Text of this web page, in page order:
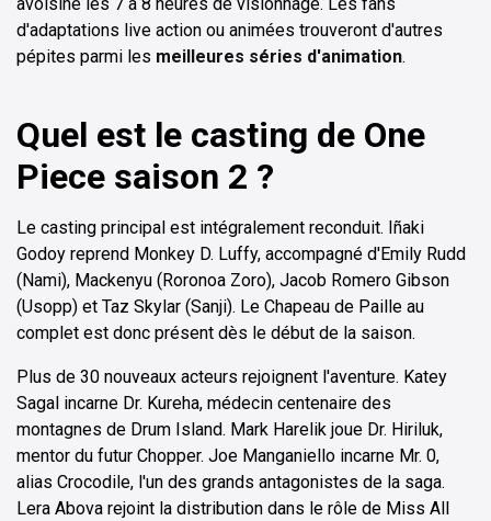
d'adaptations live action ou animées trouveront d'autres
pépites parmi les meilleures séries d'animation.
Quel est le casting de One
Piece saison 2 ?
Le casting principal est intégralement reconduit. Iñaki
Godoy reprend Monkey D. Luffy, accompagné d'Emily Rudd
(Nami), Mackenyu (Roronoa Zoro), Jacob Romero Gibson
(Usopp) et Taz Skylar (Sanji). Le Chapeau de Paille au
complet est donc présent dès le début de la saison.
Plus de 30 nouveaux acteurs rejoignent l'aventure. Katey
Sagal incarne Dr. Kureha, médecin centenaire des
montagnes de Drum Island. Mark Harelik joue Dr. Hiriluk,
mentor du futur Chopper. Joe Manganiello incarne Mr. 0,
alias Crocodile, l'un des grands antagonistes de la saga.
Lera Abova rejoint la distribution dans le rôle de Miss All